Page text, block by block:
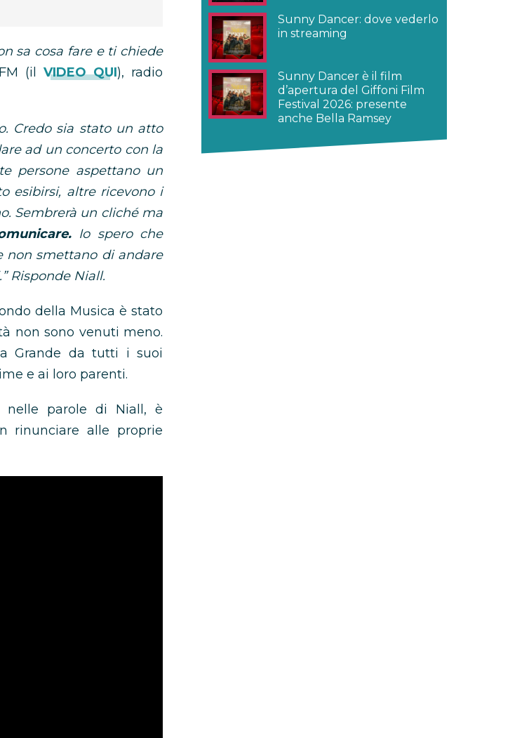
sa cosa fare e ti chiede
FM (ilVIDEO QUI), radio
Credo sia stato un atto
ad un concerto con la
persone aspettano un
esibirsi, altre ricevono i
Sembrerà un cliché ma
Io spero che
non smettano di andare
Risponde Niall.
della Musica è stato
non sono venuti meno.
Grande da tutti i suoi
e ai loro parenti.
nelle parole di Niall, è
rinunciare alle proprie
Sunny Dancer: dove vederlo
in streaming
Sunny Dancer è il film
d’apertura del Giffoni Film
Festival 2026: presente
anche Bella Ramsey